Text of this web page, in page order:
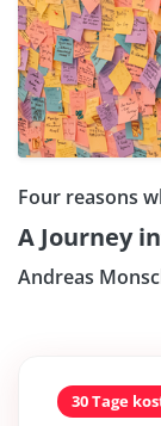
Four reasons
A Journey
Andreas
30 Tage